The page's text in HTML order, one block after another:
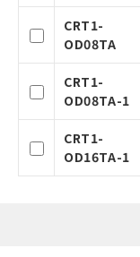
CRT1-
OD08TA
CRT1-
OD08TA-1
CRT1-
OD16TA-1
の共